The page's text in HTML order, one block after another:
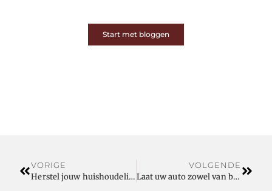
Start met bloggen
VORIGE
Herstel jouw huishoudelijke apparaten en verbeter jouw dagelijkse routine
VOLGENDE
Laat uw auto zowel van binnen als van buiten stralen met Bas Car Wash Team